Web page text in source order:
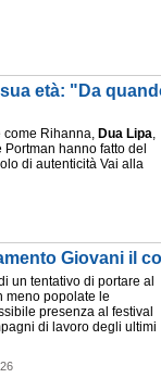
età: "Da
come Rihanna, Dua Lipa,
hanno fatto del
di autenticità Vai alla
Giovani il
un tentativo di portare al
meno popolate le
presenza al festival
di lavoro degli ultimi